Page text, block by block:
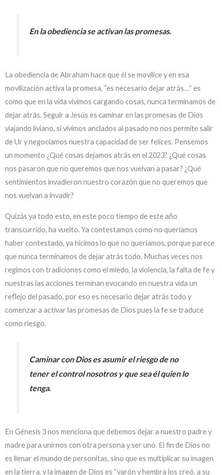
En la obediencia se activan las promesas.
La obediencia de Abraham hace que él se movilice y en esa
movilización activa la promesa, “es necesario dejar atrás…” es
como que en la vida vivimos cargando cosas, nunca terminamos de
dejar atrás. Seguir a Jesús es caminar en las promesas de Dios
viajando liviano, si vivimos anclados al pasado no nos permite salir
de Ur y negociamos nuestra capacidad de ser felices. Pensemos
un momento ¿Qué cosas dejamos atrás en el 2023? ¿Qué cosas
nos pasaron que no queremos que nos vuelvan a pasar? ¿Qué
sentimientos invadieron nuestro corazón que no queremos que
nos vuelvan a invadir?
Quizás ya todo esto, en este poco tiempo de este año
transcurrido, ha vuelto. Ya contestamos como no queríamos
haber contestado, ya hicimos lo que no queríamos, porque parece
que nunca terminamos de dejar atrás todo. Muchas veces nos
regimos con tradiciones como el miedo, la violencia, la falta de fe y
nuestras las acciones terminan evocando en nuestra vida un
reflejo del pasado, por eso es necesario dejar atrás todo y
comenzar a activar las promesas de Dios pues la fe se traduce
como riesgo.
Caminar con Dios es asumir el riesgo de no
tener el control nosotros y que sea él quien lo
tenga.
En Génesis 3 nos menciona que debemos dejar a nuestro padre y
madre para unirnos con otra persona y ser uno. El fin de Dios no
es llenar el mundo de personitas, sino que es multiplicar su imagen
en la tierra, y la imagen de Dios es “varón y hembra los creó, a su